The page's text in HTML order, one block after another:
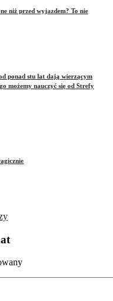
ponad stu lat dają wierzącym
niż przed wyjazdem? To nie
możemy nauczyć się od Strefy